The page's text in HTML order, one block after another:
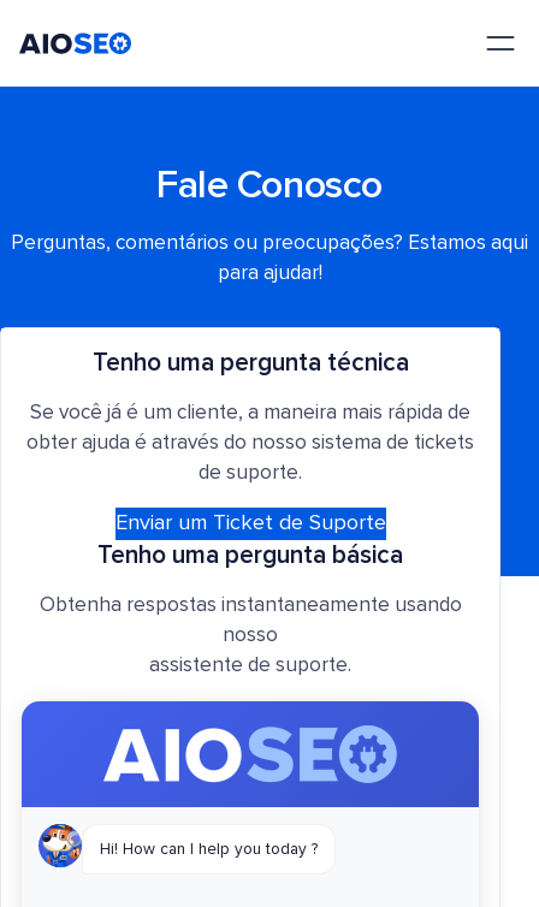
Fale Conosco
Perguntas, comentários ou preocupações? Estamos aqui
para ajudar!
Tenho uma pergunta técnica
Se você já é um cliente, a maneira mais rápida de
obter ajuda é através do nosso sistema de tickets
de suporte.
Enviar um Ticket de Suporte
Tenho uma pergunta básica
Obtenha respostas instantaneamente usando
nosso
assistente de suporte.